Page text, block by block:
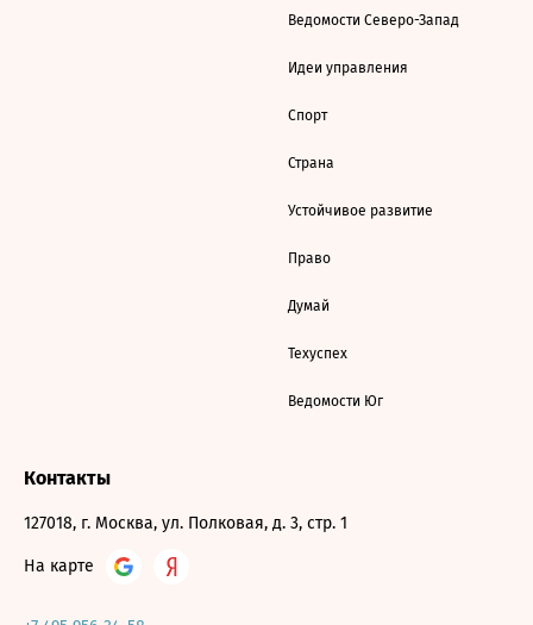
Ведомости Северо-Запад
Идеи управления
Спорт
Страна
Устойчивое развитие
Право
Думай
Техуспех
Ведомости Юг
Контакты
127018, г. Москва, ул. Полковая, д. 3, стр. 1
На карте